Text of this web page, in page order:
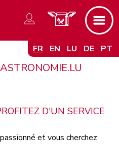
FR EN LU DE PT
D'UN SERVICE
et vous cherchez